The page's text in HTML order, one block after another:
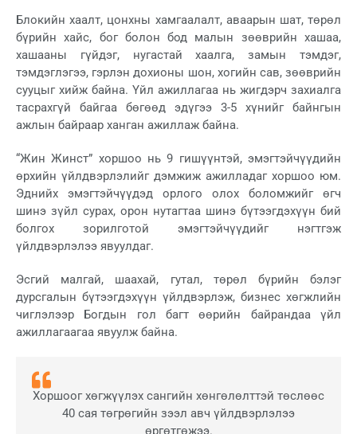
Блокийн хаалт, цонхны хамгаалалт, аваарын шат, төрөл
бүрийн хайс, бог болон бод малын зөөврийн хашаа,
хашааны гүйдэг, нугастай хаалга, замын тэмдэг,
тэмдэглэгээ, гэрлэн дохионы шон, хогийн сав, зөөврийн
сууцыг хийж байна. Үйл ажиллагаа нь жигдэрч захиалга
тасрахгүй байгаа бөгөөд эдүгээ 3-5 хүнийг байнгын
ажлын байраар ханган ажиллаж байна.
“Жин Жинст” хоршоо нь 9 гишүүнтэй, эмэгтэйчүүдийн
өрхийн үйлдвэрлэлийг дэмжиж ажилладаг хоршоо юм.
Эднийх эмэгтэйчүүдэд орлого олох боломжийг өгч
шинэ зүйл сурах, орон нутагтаа шинэ бүтээгдэхүүн бий
болгох зорилготой эмэгтэйчүүдийг нэгтгэж
үйлдвэрлэлээ явуулдаг.
Эсгий малгай, шаахай, гутал, төрөл бүрийн бэлэг
дурсгалын бүтээгдэхүүн үйлдвэрлэж, бизнес хөгжлийн
чиглэлээр Богдын гол багт өөрийн байрандаа үйл
ажиллагаагаа явуулж байна.
Хоршоог хөгжүүлэх сангийн хөнгөлөлттэй төслөөс
40 сая төгрөгийн зээл авч үйлдвэрлэлээ
өргөтгөжээ.